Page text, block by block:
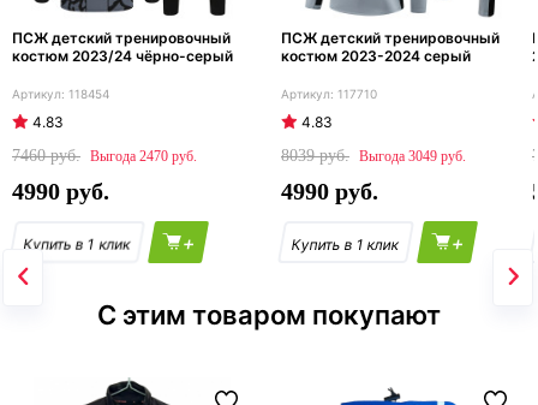
ПСЖ детский тренировочный
костюм 2023/24 чёрно-серый
118454
4.83
7460
2470
4990
+
ПСЖ детский тренировочный
костюм 2023-2024 серый
117710
4.83
8039
3049
4990
+
С этим товаром покупают